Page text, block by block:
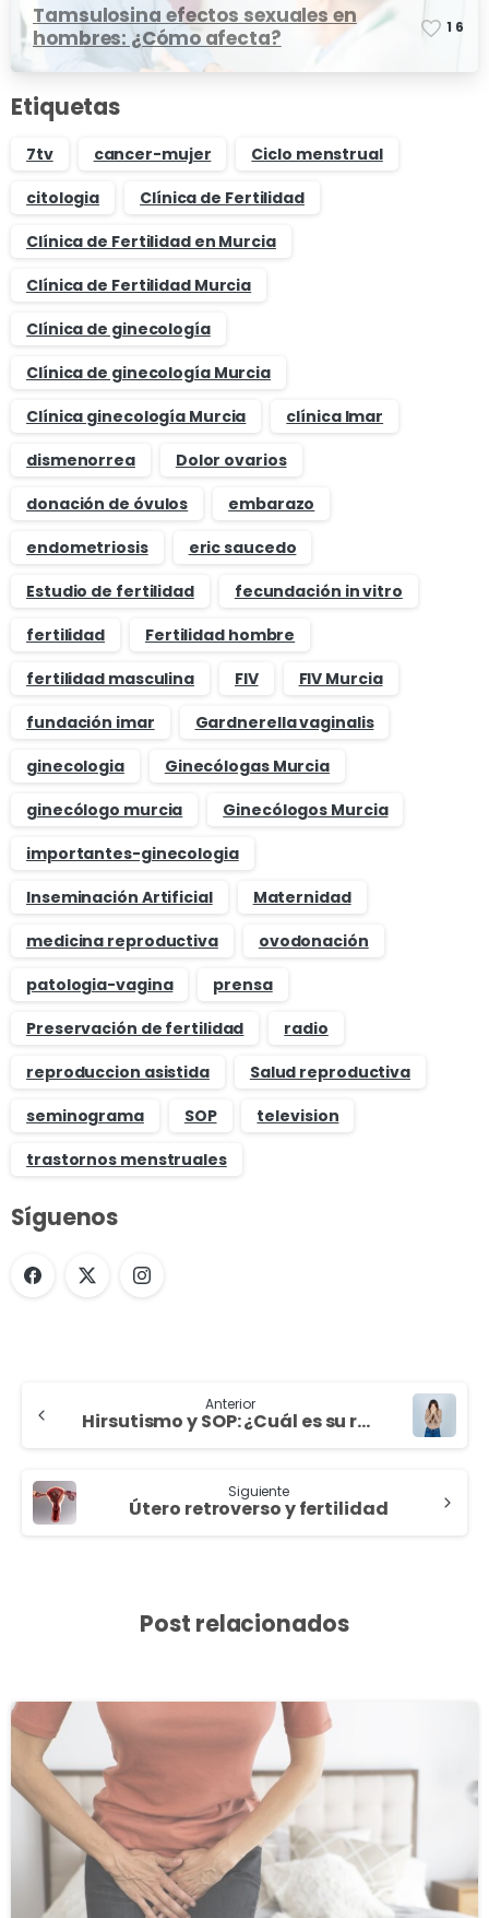
Tamsulosina efectos sexuales en
hombres: ¿Cómo afecta?
1 6
Etiquetas
7tv cancer-mujer
Ciclo menstrual
citologia
Clínica de Fertilidad
Clínica de Fertilidad en Murcia
Clínica de Fertilidad Murcia
Clínica de ginecología
Clínica de ginecología Murcia
Clínica ginecología Murcia
clínica Imar
dismenorrea
Dolor ovarios
donación de óvulos
embarazo
endometriosis
eric saucedo
Estudio de fertilidad
fecundación in vitro
fertilidad
Fertilidad hombre
fertilidad masculina
FIV
FIV Murcia
fundación imar
Gardnerella vaginalis
ginecologia
Ginecólogas Murcia
ginecólogo murcia
Ginecólogos Murcia
importantes-ginecologia
Inseminación Artificial
Maternidad
medicina reproductiva
ovodonación
patologia-vagina
prensa
Preservación de fertilidad
radio
reproduccion asistida
Salud reproductiva
seminograma
SOP
television
trastornos menstruales
Síguenos
Anterior
Hirsutismo y SOP: ¿Cuál es su relación?
Siguiente
Útero retroverso y fertilidad
Post relacionados